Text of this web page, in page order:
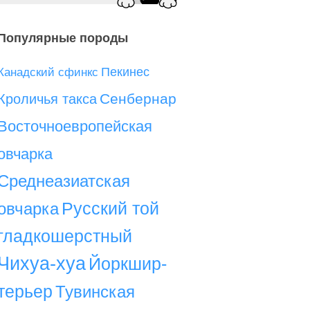
породы
сфинкс Пекинес
такса Сенбернар
Русский той
хуа Йоркшир-
Тувинская